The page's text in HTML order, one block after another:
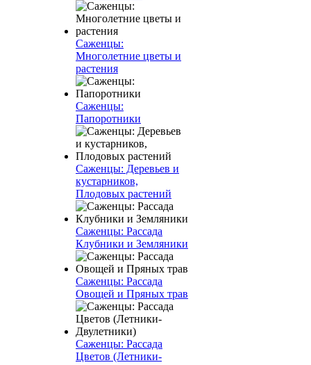
Саженцы:
Многолетние цветы и
растения
Саженцы:
Папоротники
Саженцы: Деревьев и
кустарников,
Плодовых растений
Саженцы: Рассада
Клубники и Земляники
Саженцы: Рассада
Овощей и Пряных трав
Саженцы: Рассада
Цветов (Летники-